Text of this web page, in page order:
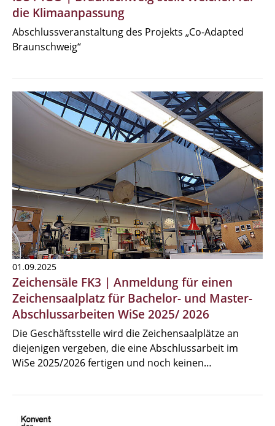
die Klimaanpassung
Abschlussveranstaltung des Projekts „Co-Adapted
Braunschweig“
01.09.2025
Zeichensäle FK3 | Anmeldung für einen
Zeichensaalplatz für Bachelor- und Master-
Abschlussarbeiten WiSe 2025/ 2026
Die Geschäftsstelle wird die Zeichensaalplätze an
diejenigen vergeben, die eine Abschlussarbeit im
WiSe 2025/2026 fertigen und noch keinen…